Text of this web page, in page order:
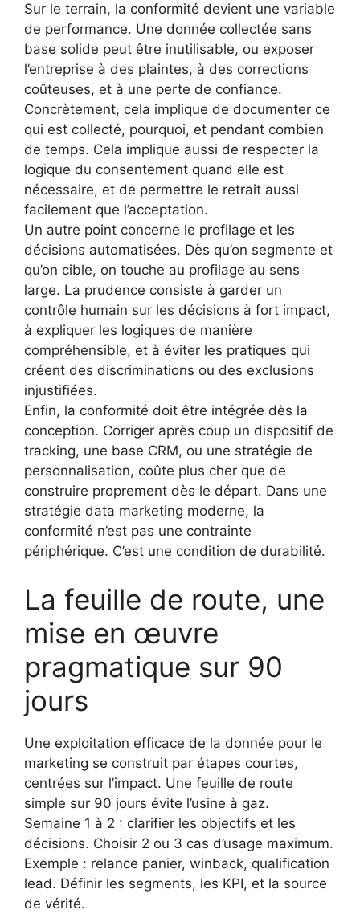
Sur le terrain, la conformité devient une variable
de performance. Une donnée collectée sans
base solide peut être inutilisable, ou exposer
l’entreprise à des plaintes, à des corrections
coûteuses, et à une perte de confiance.
Concrètement, cela implique de documenter ce
qui est collecté, pourquoi, et pendant combien
de temps. Cela implique aussi de respecter la
logique du consentement quand elle est
nécessaire, et de permettre le retrait aussi
facilement que l’acceptation.
Un autre point concerne le profilage et les
décisions automatisées. Dès qu’on segmente et
qu’on cible, on touche au profilage au sens
large. La prudence consiste à garder un
contrôle humain sur les décisions à fort impact,
à expliquer les logiques de manière
compréhensible, et à éviter les pratiques qui
créent des discriminations ou des exclusions
injustifiées.
Enfin, la conformité doit être intégrée dès la
conception. Corriger après coup un dispositif de
tracking, une base CRM, ou une stratégie de
personnalisation, coûte plus cher que de
construire proprement dès le départ. Dans une
stratégie data marketing moderne, la
conformité n’est pas une contrainte
périphérique. C’est une condition de durabilité.
La feuille de route, une
mise en œuvre
pragmatique sur 90
jours
Une exploitation efficace de la donnée pour le
marketing se construit par étapes courtes,
centrées sur l’impact. Une feuille de route
simple sur 90 jours évite l’usine à gaz.
Semaine 1 à 2 : clarifier les objectifs et les
décisions. Choisir 2 ou 3 cas d’usage maximum.
Exemple : relance panier, winback, qualification
lead. Définir les segments, les KPI, et la source
de vérité.